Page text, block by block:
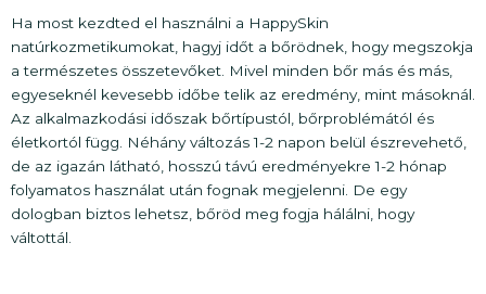
Ha most kezdted el használni a HappySkin
natúrkozmetikumokat, hagyj időt a bőrödnek, hogy megszokja
a természetes összetevőket. Mivel minden bőr más és más,
egyeseknél kevesebb időbe telik az eredmény, mint másoknál.
Az alkalmazkodási időszak bőrtípustól, bőrproblémától és
életkortól függ. Néhány változás 1-2 napon belül észrevehető,
de az igazán látható, hosszú távú eredményekre 1-2 hónap
folyamatos használat után fognak megjelenni. De egy
dologban biztos lehetsz, bőröd meg fogja hálálni, hogy
váltottál.